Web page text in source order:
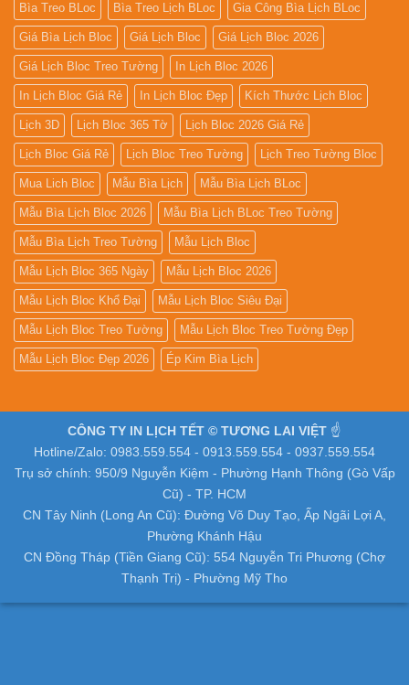
Bìa Treo BLoc Bìa Treo Lịch BLoc Gia Công Bìa Lịch BLoc
Giá Bìa Lịch Bloc Giá Lịch Bloc Giá Lịch Bloc 2026
Giá Lịch Bloc Treo Tường In Lịch Bloc 2026
In Lịch Bloc Giá Rẻ In Lịch Bloc Đẹp Kích Thước Lịch Bloc
Lịch 3D Lịch Bloc 365 Tờ Lịch Bloc 2026 Giá Rẻ
Lịch Bloc Giá Rẻ Lịch Bloc Treo Tường Lịch Treo Tường Bloc
Mua Lich Bloc Mẫu Bìa Lịch Mẫu Bìa Lịch BLoc
Mẫu Bìa Lịch Bloc 2026 Mẫu Bìa Lịch BLoc Treo Tường
Mẫu Bìa Lịch Treo Tường Mẫu Lịch Bloc
Mẫu Lịch Bloc 365 Ngày Mẫu Lịch Bloc 2026
Mẫu Lịch Bloc Khổ Đại Mẫu Lịch Bloc Siêu Đại
Mẫu Lịch Bloc Treo Tường Mẫu Lịch Bloc Treo Tường Đẹp
Mẫu Lịch Bloc Đẹp 2026 Ép Kim Bìa Lịch
CÔNG TY IN LỊCH TẾT © TƯƠNG LAI VIỆT ☝️
Hotline/Zalo: 0983.559.554 - 0913.559.554 - 0937.559.554
Trụ sở chính: 950/9 Nguyễn Kiệm - Phường Hạnh Thông (Gò Vấp
Cũ) - TP. HCM
CN Tây Ninh (Long An Cũ): Đường Võ Duy Tạo, Ấp Ngãi Lợi A,
Phường Khánh Hậu
CN Đồng Tháp (Tiền Giang Cũ): 554 Nguyễn Tri Phương (Chợ
Thạnh Trị) - Phường Mỹ Tho